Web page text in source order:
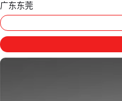
广东东莞